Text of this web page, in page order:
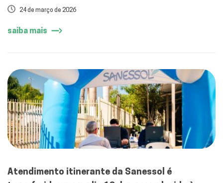
educação ambiental em Mirassol
24 de março de 2026
saiba mais
Atendimento itinerante da Sanessol é